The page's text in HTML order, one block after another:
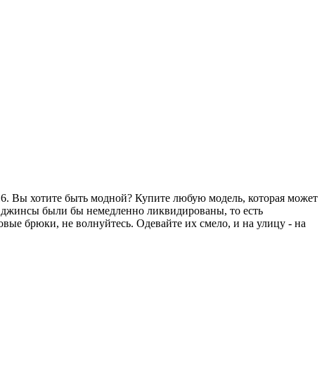
Вы хотите быть модной? Купите любую модель, которая может
были бы немедленно ликвидированы, то есть
брюки, не волнуйтесь. Одевайте их смело, и на улицу - на